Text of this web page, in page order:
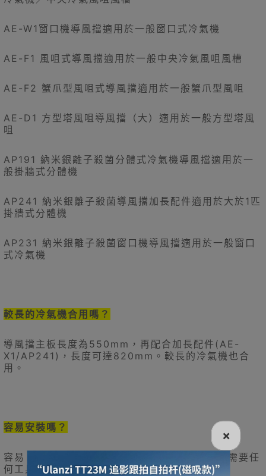
AE-W1窗口機導風擋適用於一般窗口式冷氣機
AE-F1 風咀式導風擋適用於一般中央冷氣風咀風槽
AE-F2 蟹爪型風咀式導風擋適用於一般蟹爪型風咀
AE-D1 方型塔風咀導風擋（大）適用於一般方型塔風
咀
AP191 納米銀離子殺菌分體式冷氣機導風擋適用於一
般掛牆式分體機
AP241 納米銀離子殺菌導風擋加長配件適用於大於1匹
掛牆式分體機
AP231 納米銀離子殺菌窗口機導風擋適用於一般窗口
式冷氣機
較長的冷氣機合用嗎？
導風擋主板長度為550mm，再配合加長配件(AE-
X1/AP241)，長度可達820mm。較長的冷氣機也合
用。
容易安裝嗎？
容易。導風擋使用夾式或雙面貼等設計，安裝不需要任
何工具。
×